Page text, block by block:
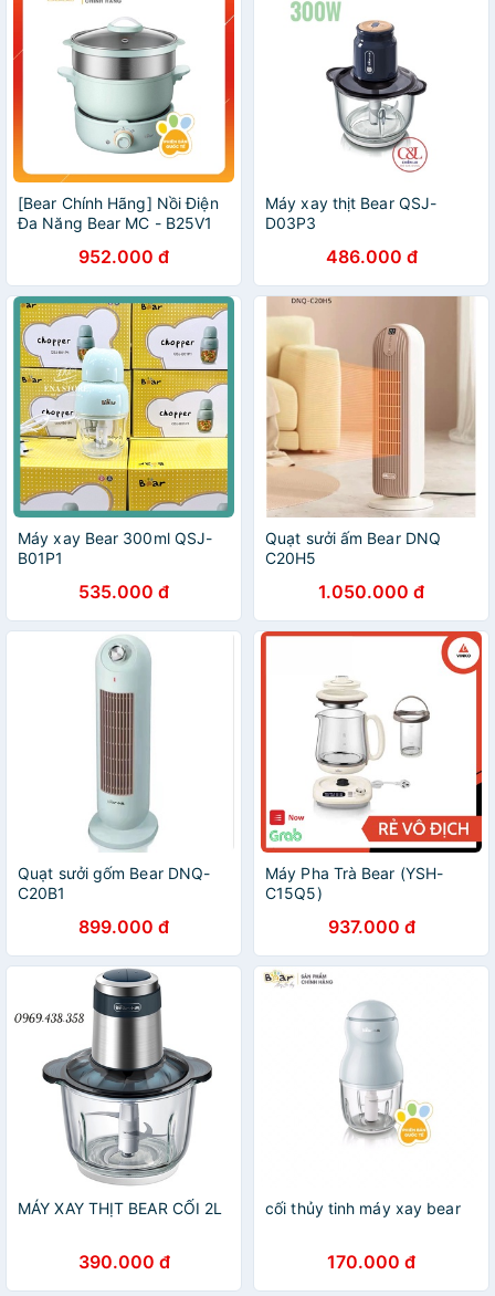
[Bear Chính Hãng] Nồi Điện
Đa Năng Bear MC - B25V1
952.000 đ
Máy xay thịt Bear QSJ-
D03P3
486.000 đ
Máy xay Bear 300ml QSJ-
B01P1
535.000 đ
Quạt sưởi ấm Bear DNQ
C20H5
1.050.000 đ
Quạt sưởi gốm Bear DNQ-
C20B1
899.000 đ
Máy Pha Trà Bear (YSH-
C15Q5)
937.000 đ
MÁY XAY THỊT BEAR CỐI 2L
390.000 đ
cối thủy tinh máy xay bear
170.000 đ